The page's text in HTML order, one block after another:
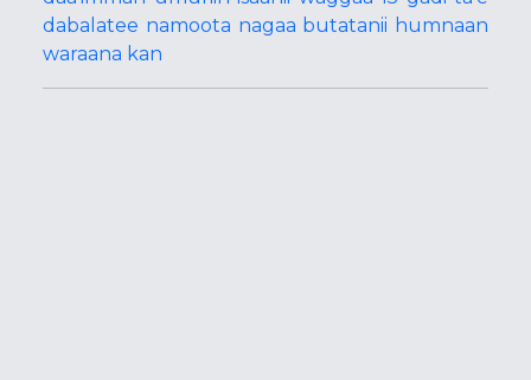
dabalatee namoota nagaa butatanii humnaan
waraana kan